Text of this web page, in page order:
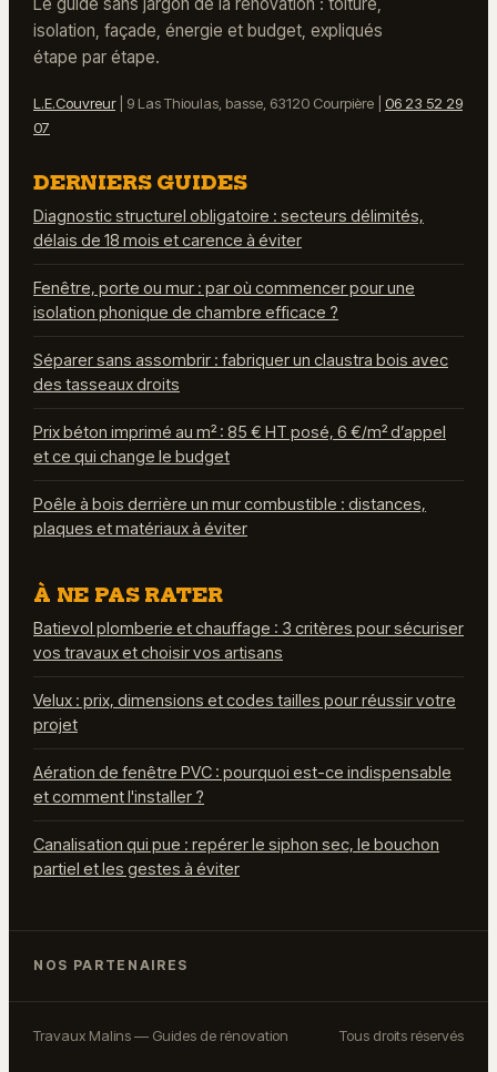
isolation, façade, énergie et budget, expliqués
étape par étape.
L.E.Couvreur| 9 Las Thioulas, basse, 63120 Courpière
06 23 52 29
07
DERNIERS GUIDES
Diagnostic structurel obligatoire : secteurs délimités,
délais de 18 mois et carence à éviter
Fenêtre, porte ou mur : par où commencer pour une
isolation phonique de chambre efficace ?
Séparer sans assombrir : fabriquer un claustra bois avec
des tasseaux droits
Prix béton imprimé au m² : 85 € HT posé, 6 €/m² d’appel
et ce qui change le budget
Poêle à bois derrière un mur combustible : distances,
plaques et matériaux à éviter
À NE PAS RATER
Batievol plomberie et chauffage : 3 critères pour sécuriser
vos travaux et choisir vos artisans
Velux : prix, dimensions et codes tailles pour réussir votre
projet
Aération de fenêtre PVC : pourquoi est-ce indispensable
et comment l'installer ?
Canalisation qui pue : repérer le siphon sec, le bouchon
partiel et les gestes à éviter
NOS PARTENAIRES
Travaux Malins — Guides de rénovation Tous droits réservés